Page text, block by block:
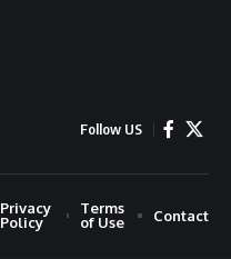
Follow US
Privacy
Policy
Terms
of Use
Contact